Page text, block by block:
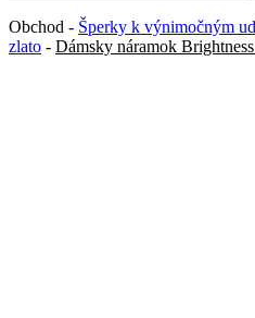
Obchod - Šperky k výnimočným
zlato - Dámsky náramok